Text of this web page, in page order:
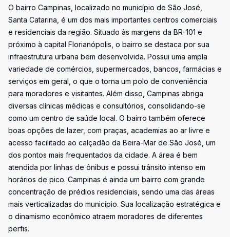
O bairro Campinas, localizado no município de São José,
Santa Catarina, é um dos mais importantes centros comerciais
e residenciais da região. Situado às margens da BR-101 e
próximo à capital Florianópolis, o bairro se destaca por sua
infraestrutura urbana bem desenvolvida. Possui uma ampla
variedade de comércios, supermercados, bancos, farmácias e
serviços em geral, o que o torna um polo de conveniência
para moradores e visitantes. Além disso, Campinas abriga
diversas clínicas médicas e consultórios, consolidando-se
como um centro de saúde local. O bairro também oferece
boas opções de lazer, com praças, academias ao ar livre e
acesso facilitado ao calçadão da Beira-Mar de São José, um
dos pontos mais frequentados da cidade. A área é bem
atendida por linhas de ônibus e possui trânsito intenso em
horários de pico. Campinas é ainda um bairro com grande
concentração de prédios residenciais, sendo uma das áreas
mais verticalizadas do município. Sua localização estratégica e
o dinamismo econômico atraem moradores de diferentes
perfis.